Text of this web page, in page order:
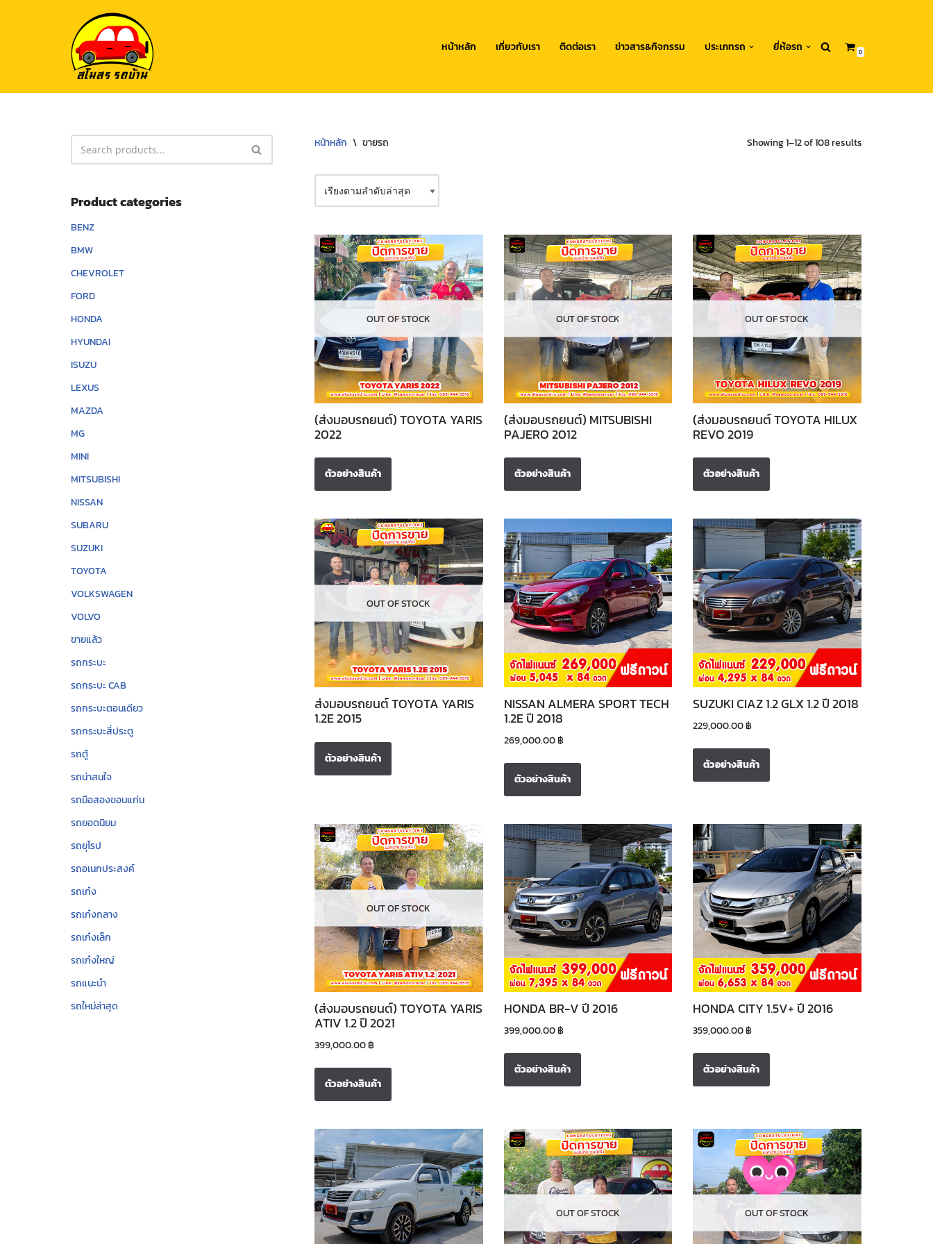
หน้าหลัก เกี่ยวกับเรา ติดต่อเรา ข่าวสาร&กิจกรรม ประเภทรถ ยี่ห้อรถ 0
Product categories
BENZ
BMW
CHEVROLET
FORD
HONDA
HYUNDAI
ISUZU
LEXUS
MAZDA
MG
MINI
MITSUBISHI
NISSAN
SUBARU
SUZUKI
TOYOTA
VOLKSWAGEN
VOLVO
ขายแล้ว
รถกระบะ
รถกระบะ CAB
รถกระบะตอนเดียว
รถกระบะสี่ประตู
รถตู้
รถน่าสนใจ
รถมือสองขอนแก่น
รถยอดนิยม
รถยุโรป
รถอเนกประสงค์
รถเก๋ง
รถเก๋งกลาง
รถเก๋งเล็ก
รถเก๋งใหญ่
รถแนะนำ
รถใหม่ล่าสุด
หน้าหลัก \ ขายรถ Showing 1–12 of 108 results
OUT OF STOCK
(ส่งมอบรถยนต์) TOYOTA YARIS
2022
ตัวอย่างสินค้า
OUT OF STOCK
(ส่งมอบรถยนต์) MITSUBISHI
PAJERO 2012
ตัวอย่างสินค้า
OUT OF STOCK
(ส่งมอบรถยนต์ TOYOTA HILUX
REVO 2019
ตัวอย่างสินค้า
OUT OF STOCK
ส่งมอบรถยนต์ TOYOTA YARIS
1.2E 2015
ตัวอย่างสินค้า
NISSAN ALMERA SPORT TECH
1.2E ปี 2018
269,000.00฿
ตัวอย่างสินค้า
SUZUKI CIAZ 1.2 GLX 1.2 ปี 2018
229,000.00฿
ตัวอย่างสินค้า
OUT OF STOCK
(ส่งมอบรถยนต์) TOYOTA YARIS
ATIV 1.2 ปี 2021
399,000.00฿
ตัวอย่างสินค้า
HONDA BR-V ปี 2016
399,000.00฿
ตัวอย่างสินค้า
HONDA CITY 1.5V+ ปี 2016
359,000.00฿
ตัวอย่างสินค้า
OUT OF STOCK OUT OF STOCK